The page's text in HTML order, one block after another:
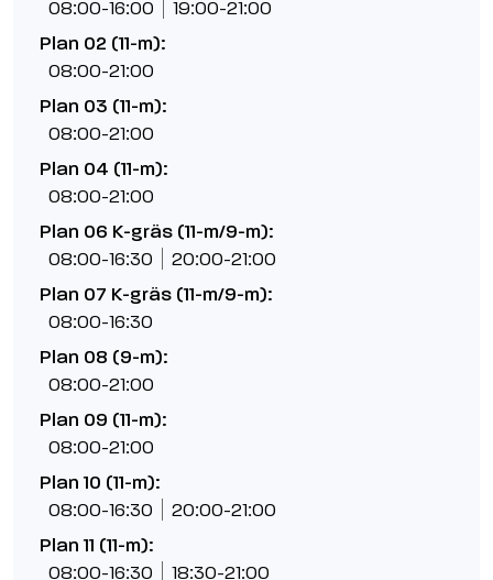
08:00-16:00 19:00-21:00
Plan 02 (11-m):
08:00-21:00
Plan 03 (11-m):
08:00-21:00
Plan 04 (11-m):
08:00-21:00
Plan 06 K-gräs (11-m/9-m):
08:00-16:30 20:00-21:00
Plan 07 K-gräs (11-m/9-m):
08:00-16:30
Plan 08 (9-m):
08:00-21:00
Plan 09 (11-m):
08:00-21:00
Plan 10 (11-m):
08:00-16:30 20:00-21:00
Plan 11 (11-m):
08:00-16:30 18:30-21:00